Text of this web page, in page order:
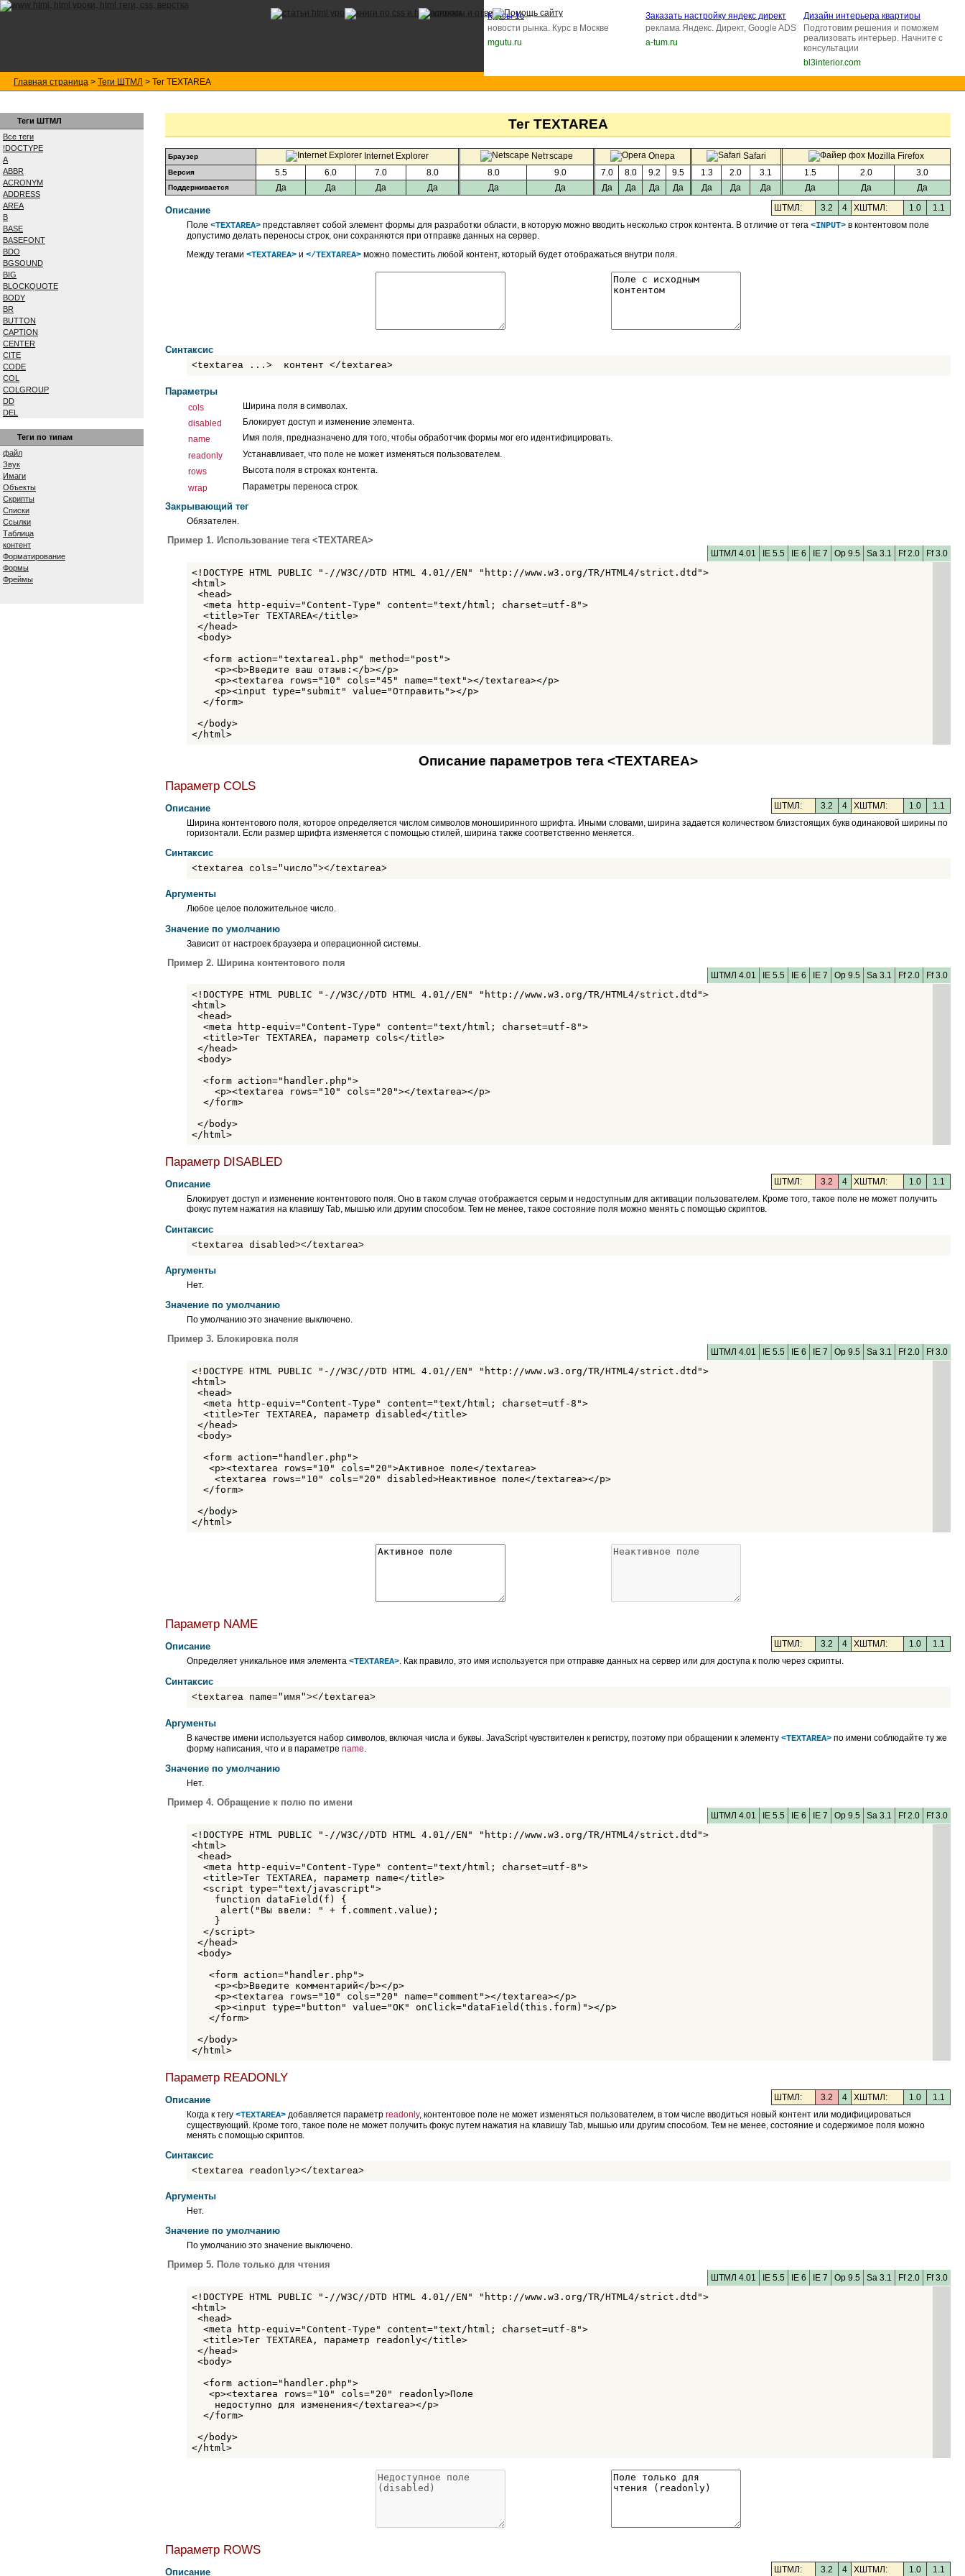
Курсы 1с
новости рынка. Курс в Москве
mgutu.ru
Заказать настройку яндекс директ
реклама Яндекс. Директ, Google ADS
a-tum.ru
Дизайн интерьера квартиры
Подготовим решения и поможем
реализовать интерьер. Начните с
консультации
bl3interior.com
Главная страница > Теги ШТМЛ > Тег TEXTAREA
Теги ШТМЛ
Все теги
!DOCTYPE
A
ABBR
ACRONYM
ADDRESS
AREA
B
BASE
BASEFONT
BDO
BGSOUND
BIG
BLOCKQUOTE
BODY
BR
BUTTON
CAPTION
CENTER
CITE
CODE
COL
COLGROUP
DD
DEL
DL
DT
EM
EMBED
FIELDSET
FONT
FORM
FRAME
FRAMESET
H1...H6
HEAD
HR
ШТМЛ
Теги по типам
файл
Звук
Имаги
Объекты
Скрипты
Списки
Ссылки
Таблица
контент
Форматирование
Формы
Фреймы
Тег TEXTAREA
Браузер Internet Explorer Netтscape Опера Safari Mozilla Firefox
Версия 5.5 6.0 7.0 8.0 8.0 9.0 7.0 8.0 9.2 9.5 1.3 2.0 3.1 1.5 2.0 3.0
Поддерживается Да Да Да Да Да Да Да Да Да Да Да Да Да Да Да
Да
ШТМЛ:
3.2 4 XШТМЛ: 1.0 1.1
Описание
Поле <TEXTAREA> представляет собой элемент формы для разработки области, в которую можно вводить несколько строк контента. В отличие от тега <INPUT> в контентовом поле
допустимо делать переносы строк, они сохраняются при отправке данных на сервер.
Между тегами <TEXTAREA> и </TEXTAREA> можно поместить любой контент, который будет отображаться внутри поля.
Синтаксис
<textarea ...> контент </textarea>
Параметры
cols
Ширина поля в символах.
disabled
Блокирует доступ и изменение элемента.
name
Имя поля, предназначено для того, чтобы обработчик формы мог его идентифицировать.
readonly
Устанавливает, что поле не может изменяться пользователем.
rows
Высота поля в строках контента.
wrap
Параметры переноса строк.
Закрывающий тег
Обязателен.
Пример 1. Использование тега <TEXTAREA>
ШТМЛ 4.01 IE 5.5 IE 6 IE 7 Op 9.5 Sa 3.1 Ff 2.0 Ff 3.0
<!DOCTYPE HTML PUBLIC "-//W3C//DTD HTML 4.01//EN" "http://www.w3.org/TR/HTML4/strict.dtd">
<html>
<head>
  <meta http-equiv="Content-Type" content="text/html; charset=utf-8">
  <title>Тег TEXTAREA</title>
</head>
<body>
  <form action="textarea1.php" method="post">
    <p><b>Введите ваш отзыв:</b></p>
    <p><textarea rows="10" cols="45" name="text"></textarea></p>
    <p><input type="submit" value="Отправить"></p>
  </form>
</body>
</html>
Описание параметров тега <TEXTAREA>
Параметр COLS
ШТМЛ: 3.2 4 XШТМЛ: 1.0 1.1
Описание
Ширина контентового поля, которое определяется числом символов моноширинного шрифта. Иными словами, ширина задается количеством близстоящих букв одинаковой ширины по
горизонтали. Если размер шрифта изменяется с помощью стилей, ширина также соответственно меняется.
Синтаксис
<textarea cols="число"></textarea>
Аргументы
Любое целое положительное число.
Значение по умолчанию
Зависит от настроек браузера и операционной системы.
Пример 2. Ширина контентового поля
ШТМЛ 4.01 IE 5.5 IE 6 IE 7 Op 9.5 Sa 3.1 Ff 2.0 Ff 3.0
<!DOCTYPE HTML PUBLIC "-//W3C//DTD HTML 4.01//EN" "http://www.w3.org/TR/HTML4/strict.dtd">
<html>
<head>
  <meta http-equiv="Content-Type" content="text/html; charset=utf-8">
  <title>Тег TEXTAREA, параметр cols</title>
</head>
<body>
  <form action="handler.php">
    <p><textarea rows="10" cols="20"></textarea></p>
  </form>
</body>
</html>
Параметр DISABLED
ШТМЛ: 3.2 4 XШТМЛ: 1.0 1.1
Описание
Блокирует доступ и изменение контентового поля. Оно в таком случае отображается серым и недоступным для активации пользователем. Кроме того, такое поле не может получить
фокус путем нажатия на клавишу Tab, мышью или другим способом. Тем не менее, такое состояние поля можно менять с помощью скриптов.
Синтаксис
<textarea disabled></textarea>
Аргументы
Нет.
Значение по умолчанию
По умолчанию это значение выключено.
Пример 3. Блокировка поля
ШТМЛ 4.01 IE 5.5 IE 6 IE 7 Op 9.5 Sa 3.1 Ff 2.0 Ff 3.0
<!DOCTYPE HTML PUBLIC "-//W3C//DTD HTML 4.01//EN" "http://www.w3.org/TR/HTML4/strict.dtd">
<html>
<head>
  <meta http-equiv="Content-Type" content="text/html; charset=utf-8">
  <title>Тег TEXTAREA, параметр disabled</title>
</head>
<body>
  <form action="handler.php">
   <p><textarea rows="10" cols="20">Активное поле</textarea>
    <textarea rows="10" cols="20" disabled>Неактивное поле</textarea></p>
  </form>
</body>
</html>
Параметр NAME
ШТМЛ: 3.2 4 XШТМЛ: 1.0 1.1
Описание
Определяет уникальное имя элемента <TEXTAREA>. Как правило, это имя используется при отправке данных на сервер или для доступа к полю через скрипты.
Синтаксис
<textarea name="имя"></textarea>
Аргументы
В качестве имени используется набор символов, включая числа и буквы. JavaScript чувствителен к регистру, поэтому при обращении к элементу <TEXTAREA> по имени соблюдайте ту же
форму написания, что и в параметре name
Значение по умолчанию
Нет.
Пример 4. Обращение к полю по имени
ШТМЛ 4.01 IE 5.5 IE 6 IE 7 Op 9.5 Sa 3.1 Ff 2.0 Ff 3.0
<!DOCTYPE HTML PUBLIC "-//W3C//DTD HTML 4.01//EN" "http://www.w3.org/TR/HTML4/strict.dtd">
<html>
<head>
  <meta http-equiv="Content-Type" content="text/html; charset=utf-8">
  <title>Тег TEXTAREA, параметр name</title>
  <script type="text/javascript">
    function dataField(f) {
     alert("Вы ввели: " + f.comment.value);
    }
  </script>
</head>
<body>
   <form action="handler.php">
    <p><b>Введите комментарий</b></p>
    <p><textarea rows="10" cols="20" name="comment"></textarea></p>
    <p><input type="button" value="ОК" onClick="dataField(this.form)"></p>
   </form>
</body>
</html>
Параметр READONLY
ШТМЛ: 3.2 4 XШТМЛ: 1.0 1.1
Описание
Когда к тегу <TEXTAREA> добавляется параметр readonly, контентовое поле не может изменяться пользователем, в том числе вводиться новый контент или модифицироваться
существующий. Кроме того, такое поле не может получить фокус путем нажатия на клавишу Tab, мышью или другим способом. Тем не менее, состояние и содержимое поля можно
менять с помощью скриптов.
Синтаксис
<textarea readonly></textarea>
Аргументы
Нет.
Значение по умолчанию
По умолчанию это значение выключено.
Пример 5. Поле только для чтения
ШТМЛ 4.01 IE 5.5 IE 6 IE 7 Op 9.5 Sa 3.1 Ff 2.0 Ff 3.0
<!DOCTYPE HTML PUBLIC "-//W3C//DTD HTML 4.01//EN" "http://www.w3.org/TR/HTML4/strict.dtd">
<html>
<head>
  <meta http-equiv="Content-Type" content="text/html; charset=utf-8">
  <title>Тег TEXTAREA, параметр readonly</title>
</head>
<body>
  <form action="handler.php">
   <p><textarea rows="10" cols="20" readonly>Поле
    недоступно для изменения</textarea></p>
  </form>
</body>
</html>
Параметр ROWS
ШТМЛ: 3.2 4 XШТМЛ: 1.0 1.1
Описание